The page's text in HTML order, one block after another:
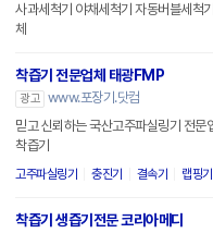
사과세척기 야채세척기 자동버블세척
체
착즙기 전문업체 태광FMP
광고 www.포장기.닷컴
믿고 신뢰하는 국산고주파실링기 전문
착즙기
고주파실링기 충진기 결속기 랩핑기
착즙기 생즙기전문 코리아메디